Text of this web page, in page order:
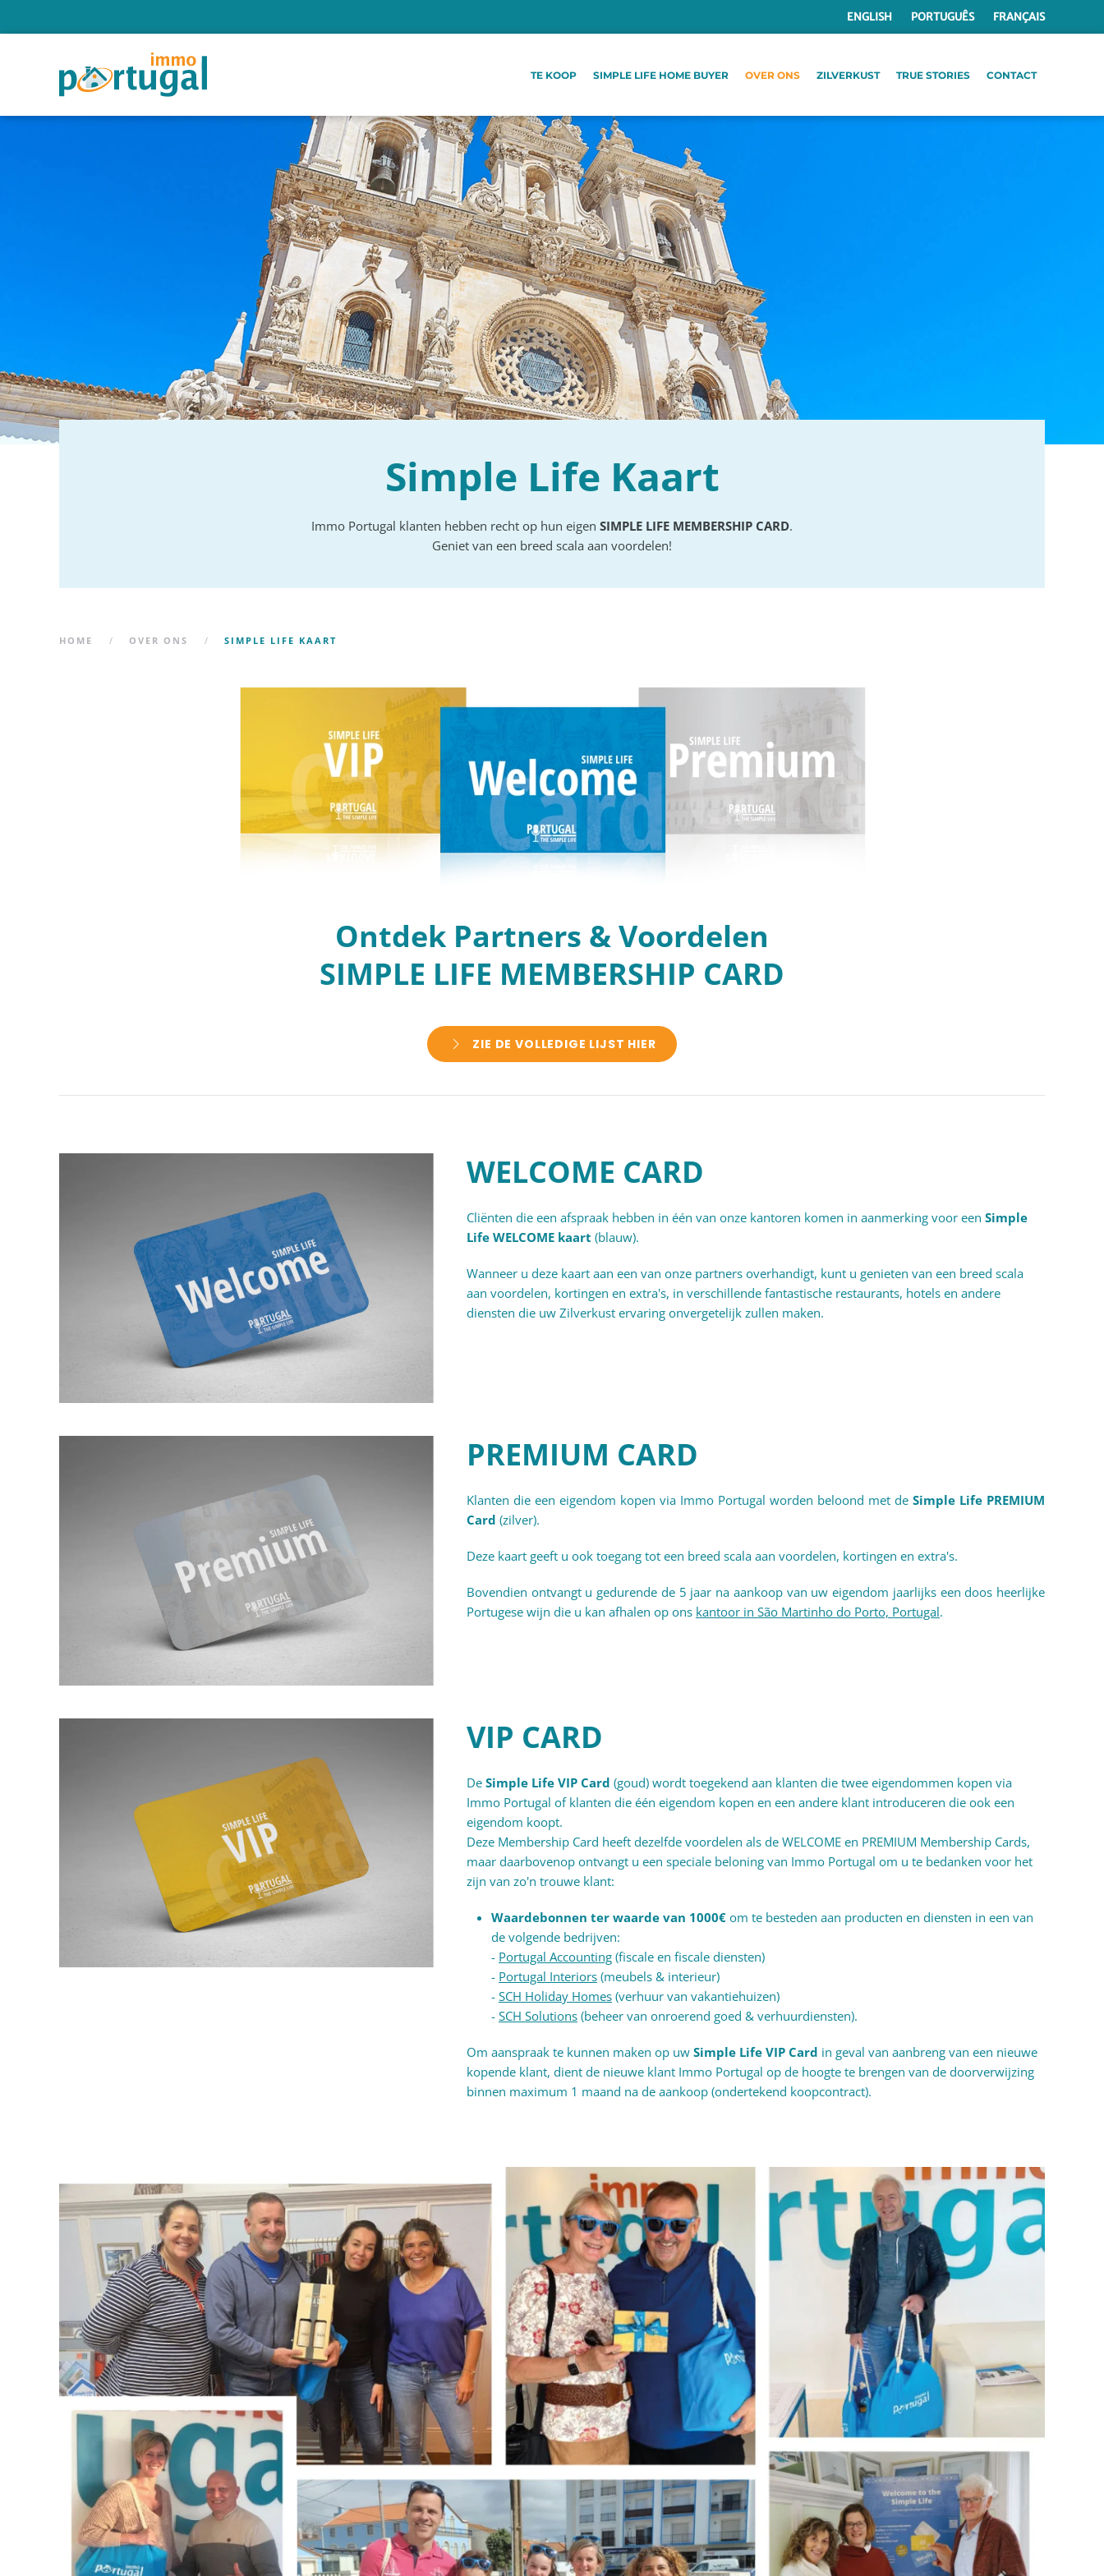
ENGLISH PORTUGUÊS FRANÇAIS
TE KOOP SIMPLE LIFE HOME BUYER OVER ONS ZILVERKUST TRUE STORIES CONTACT
Simple Life Kaart
Immo Portugal klanten hebben recht op hun eigen SIMPLE LIFE MEMBERSHIP CARD.
Geniet van een breed scala aan voordelen!
HOME OVER ONS SIMPLE LIFE KAART
Ontdek Partners & Voordelen
SIMPLE LIFE MEMBERSHIP CARD
ZIE DE VOLLEDIGE LIJST HIER
WELCOME CARD
Cliënten die een afspraak hebben in één van onze kantoren komen in aanmerking voor een Simple
Life WELCOME kaart (blauw).
Wanneer u deze kaart aan een van onze partners overhandigt, kunt u genieten van een breed scala
aan voordelen, kortingen en extra's, in verschillende fantastische restaurants, hotels en andere
diensten die uw Zilverkust ervaring onvergetelijk zullen maken.
PREMIUM CARD
Klanten die een eigendom kopen via Immo Portugal worden beloond met de Simple Life PREMIUM
Card (zilver).
Deze kaart geeft u ook toegang tot een breed scala aan voordelen, kortingen en extra's.
Bovendien ontvangt u gedurende de 5 jaar na aankoop van uw eigendom jaarlijks een doos heerlijke
Portugese wijn die u kan afhalen op ons kantoor in São Martinho do Porto, Portugal.
VIP CARD
De Simple Life VIP Card (goud) wordt toegekend aan klanten die twee eigendommen kopen via
Immo Portugal of klanten die één eigendom kopen en een andere klant introduceren die ook een
eigendom koopt.
Deze Membership Card heeft dezelfde voordelen als de WELCOME en PREMIUM Membership Cards,
maar daarbovenop ontvangt u een speciale beloning van Immo Portugal om u te bedanken voor het
zijn van zo'n trouwe klant:
Waardebonnen ter waarde van 1000€ om te besteden aan producten en diensten in een van
de volgende bedrijven:
- Portugal Accounting (fiscale en fiscale diensten)
- Portugal Interiors (meubels & interieur)
- SCH Holiday Homes (verhuur van vakantiehuizen)
- SCH Solutions (beheer van onroerend goed & verhuurdiensten).
Om aanspraak te kunnen maken op uw Simple Life VIP Card in geval van aanbreng van een nieuwe
kopende klant, dient de nieuwe klant Immo Portugal op de hoogte te brengen van de doorverwijzing
binnen maximum 1 maand na de aankoop (ondertekend koopcontract).